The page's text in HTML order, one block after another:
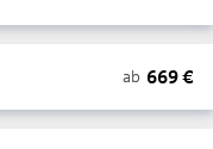
ab 669€